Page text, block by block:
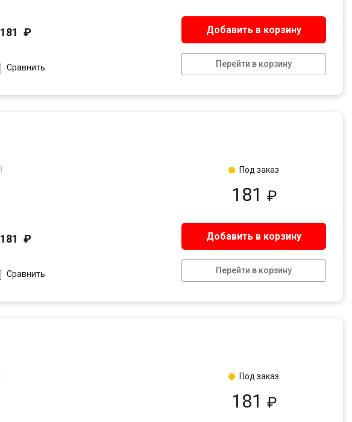
181 ₽ Добавить в корзину
Перейти в корзину
Сравнить
181 ₽
181 ₽ Добавить в корзину
Перейти в корзину
Сравнить
Под заказ
181 ₽
Под заказ